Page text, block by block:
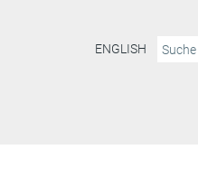
ENGLISH